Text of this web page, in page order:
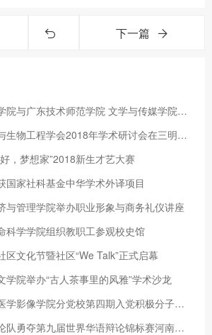
下一篇
西安文理学院文学院与广东技术师范学院 文学与传媒学院开展学科
三明市生物医药与生物工程学会2018年学术研讨会在三明学院召开
，梦想家”2018新生才艺大赛
国家社科基金中华学术外译项目
与管理学院举办职业形象与商务礼仪讲座
科学学院组织教职工参观校史馆
区文化节暨社区“We Talk”正式启幕
学院举办“古人茶事里的风雅”学术沙龙
右江民族医学院医学影像学院分党校第四期入党积极分子培训班圆满
河南理工大学辩论队勇夺第九届世界华语辩论锦标赛河南赛区冠军